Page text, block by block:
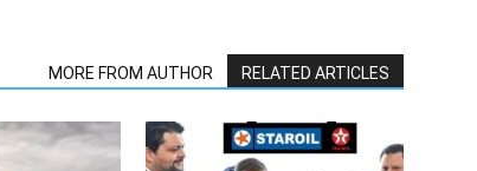
RELATED ARTICLES
MORE FROM AUTHOR